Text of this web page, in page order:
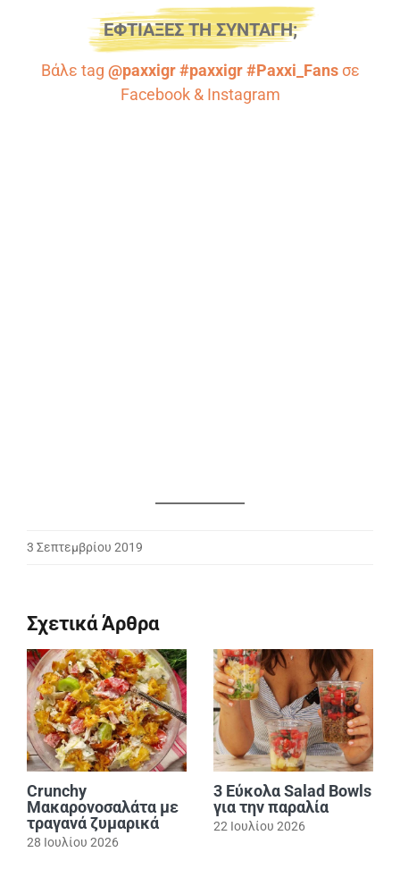
ΕΦΤΙΑΞΕΣ ΤΗ ΣΥΝΤΑΓΗ;
Βάλε tag @paxxigr #paxxigr #Paxxi_Fansσε
Facebook& Instagram
3 Σεπτεμβρίου 2019
Σχετικά Άρθρα
Crunchy
Μακαρονοσαλάτα με
τραγανά ζυμαρικά
28 Ιουλίου 2026
3 Εύκολα Salad Bowls
για την παραλία
22 Ιουλίου 2026